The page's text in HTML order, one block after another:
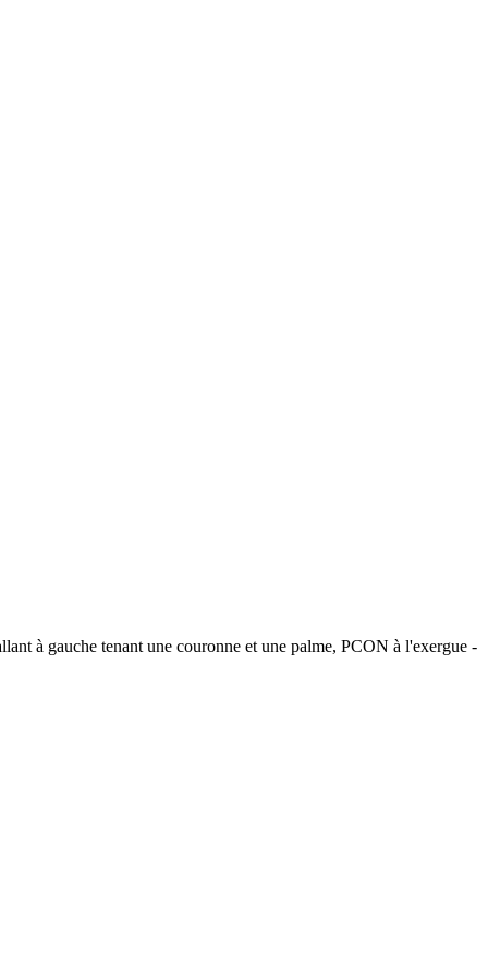
à gauche tenant une couronne et une palme, PCON à l'exergue -